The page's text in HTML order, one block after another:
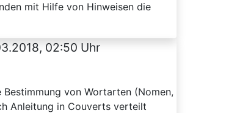
mit Hilfe von Hinweisen die
02:50 Uhr
von Wortarten (Nomen,
Anleitung in Couverts verteilt